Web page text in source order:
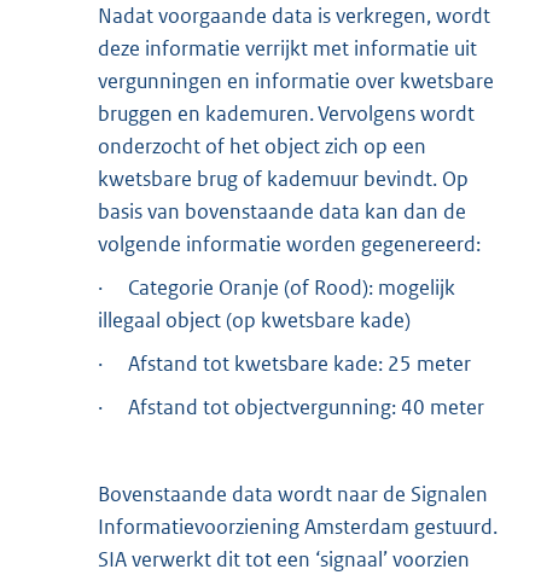
Nadat voorgaande data is verkregen, wordt
deze informatie verrijkt met informatie uit
vergunningen en informatie over kwetsbare
bruggen en kademuren. Vervolgens wordt
onderzocht of het object zich op een
kwetsbare brug of kademuur bevindt. Op
basis van bovenstaande data kan dan de
volgende informatie worden gegenereerd:
· Categorie Oranje (of Rood): mogelijk
illegaal object (op kwetsbare kade)
· Afstand tot kwetsbare kade: 25 meter
· Afstand tot objectvergunning: 40 meter
Bovenstaande data wordt naar de Signalen
Informatievoorziening Amsterdam gestuurd.
SIA verwerkt dit tot een ‘signaal’ voorzien